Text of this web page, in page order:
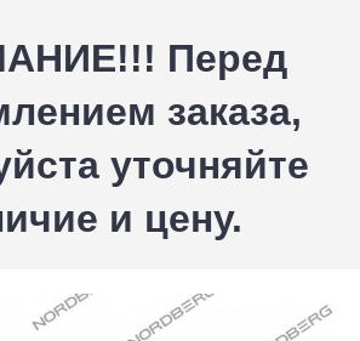
Перед
заказа,
уточняйте
и цену.